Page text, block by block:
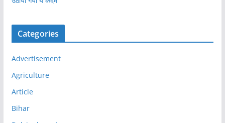
Categories
Advertisement
Agriculture
Article
Bihar